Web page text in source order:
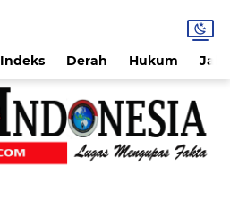
Indeks Derah Hukum